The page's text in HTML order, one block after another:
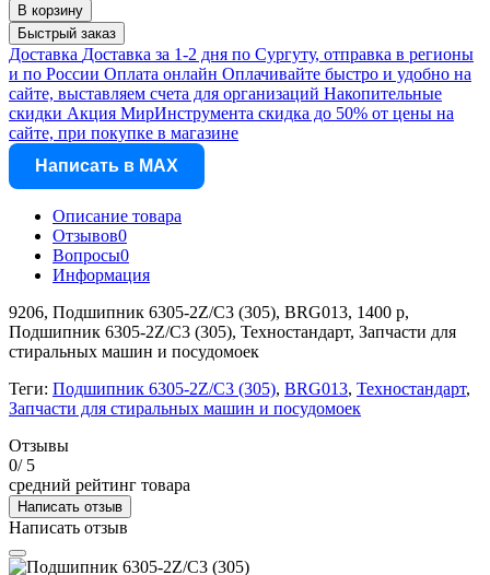
В корзину
Быстрый заказ
Доставка Доставка за 1-2 дня по Сургуту, отправка в регионы
и по России Оплата онлайн Оплачивайте быстро и удобно на
сайте, выставляем счета для организаций Накопительные
скидки Акция МирИнструмента скидка до 50% от цены на
сайте, при покупке в магазине
Написать в MAX
Описание товара
Отзывов0
Вопросы0
Информация
9206, Подшипник 6305-2Z/C3 (305), BRG013, 1400 р,
Подшипник 6305-2Z/C3 (305), Техностандарт, Запчасти для
стиральных машин и посудомоек
Теги: Подшипник 6305-2Z/C3 (305), BRG013, Техностандарт,
Запчасти для стиральных машин и посудомоек
Отзывы
0/ 5
средний рейтинг товара
Написать отзыв
Написать отзыв